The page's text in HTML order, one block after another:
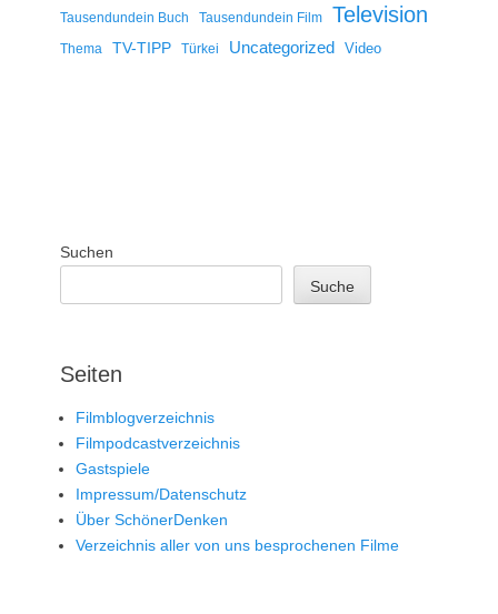
Tausendundein Buch Tausendundein Film Television
Thema TV-TIPP Türkei Uncategorized Video
Suchen
Suche
Seiten
Filmblogverzeichnis
Filmpodcastverzeichnis
Gastspiele
Impressum/Datenschutz
Über SchönerDenken
Verzeichnis aller von uns besprochenen Filme